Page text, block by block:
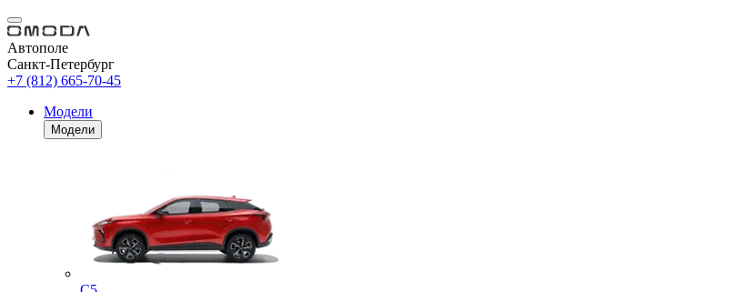
Автополе
Санкт-Петербург
+7 (812) 665-70-45
Модели
Модели